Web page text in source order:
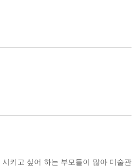
키고 싶어 하는 부모들이 많아 미술관